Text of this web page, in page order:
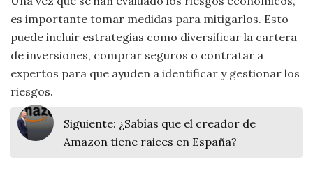
es importante tomar medidas para mitigarlos. Esto
puede incluir estrategias como diversificar la cartera
de inversiones, comprar seguros o contratar a
expertos para que ayuden a identificar y gestionar los
riesgos.
Siguiente: ¿Sabías que el creador de
Amazon tiene raices en España?